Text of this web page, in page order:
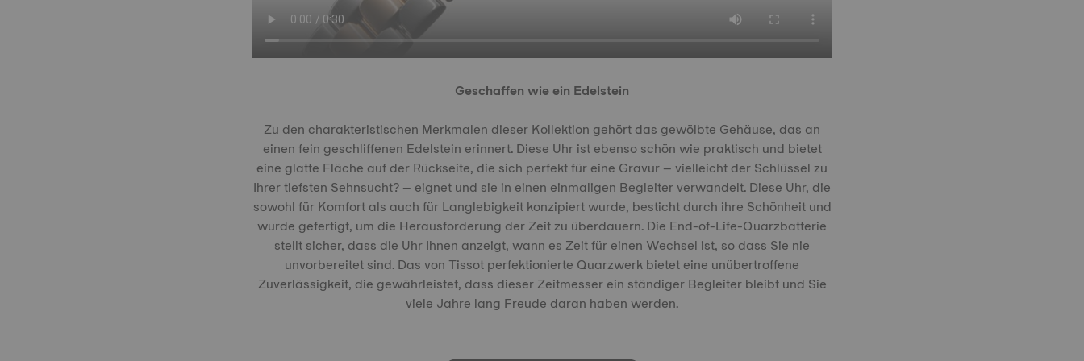
Geschaffen wie ein Edelstein
Zu den charakteristischen Merkmalen dieser Kollektion gehört das gewölbte Gehäuse, das an
einen fein geschliffenen Edelstein erinnert. Diese Uhr ist ebenso schön wie praktisch und bietet
eine glatte Fläche auf der Rückseite, die sich perfekt für eine Gravur – vielleicht der Schlüssel zu
Ihrer tiefsten Sehnsucht? – eignet und sie in einen einmaligen Begleiter verwandelt. Diese Uhr, die
sowohl für Komfort als auch für Langlebigkeit konzipiert wurde, besticht durch ihre Schönheit und
wurde gefertigt, um die Herausforderung der Zeit zu überdauern. Die End-of-Life-Quarzbatterie
stellt sicher, dass die Uhr Ihnen anzeigt, wann es Zeit für einen Wechsel ist, so dass Sie nie
unvorbereitet sind. Das von Tissot perfektionierte Quarzwerk bietet eine unübertroffene
Zuverlässigkeit, die gewährleistet, dass dieser Zeitmesser ein ständiger Begleiter bleibt und Sie
viele Jahre lang Freude daran haben werden.